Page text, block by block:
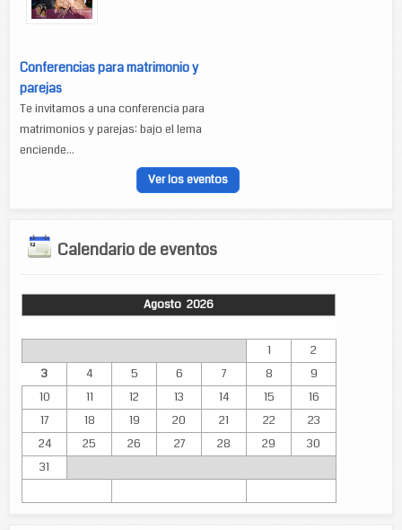
Conferencias para matrimonio y
parejas
Te invitamos a una conferencia para
matrimonios y parejas: bajo el lema
enciende...
Ver los eventos
Calendario de eventos
Agosto 2026
1
2
3
4 5 6 7 8
9
10
11 12 13 14 15
16
17
18 19 20 21 22
23
24
25 26 27 28 29
30
31